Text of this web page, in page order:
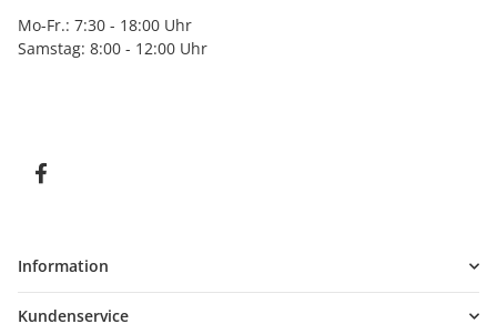
Mo-Fr.: 7:30 - 18:00 Uhr
Samstag: 8:00 - 12:00 Uhr
Information
Kundenservice